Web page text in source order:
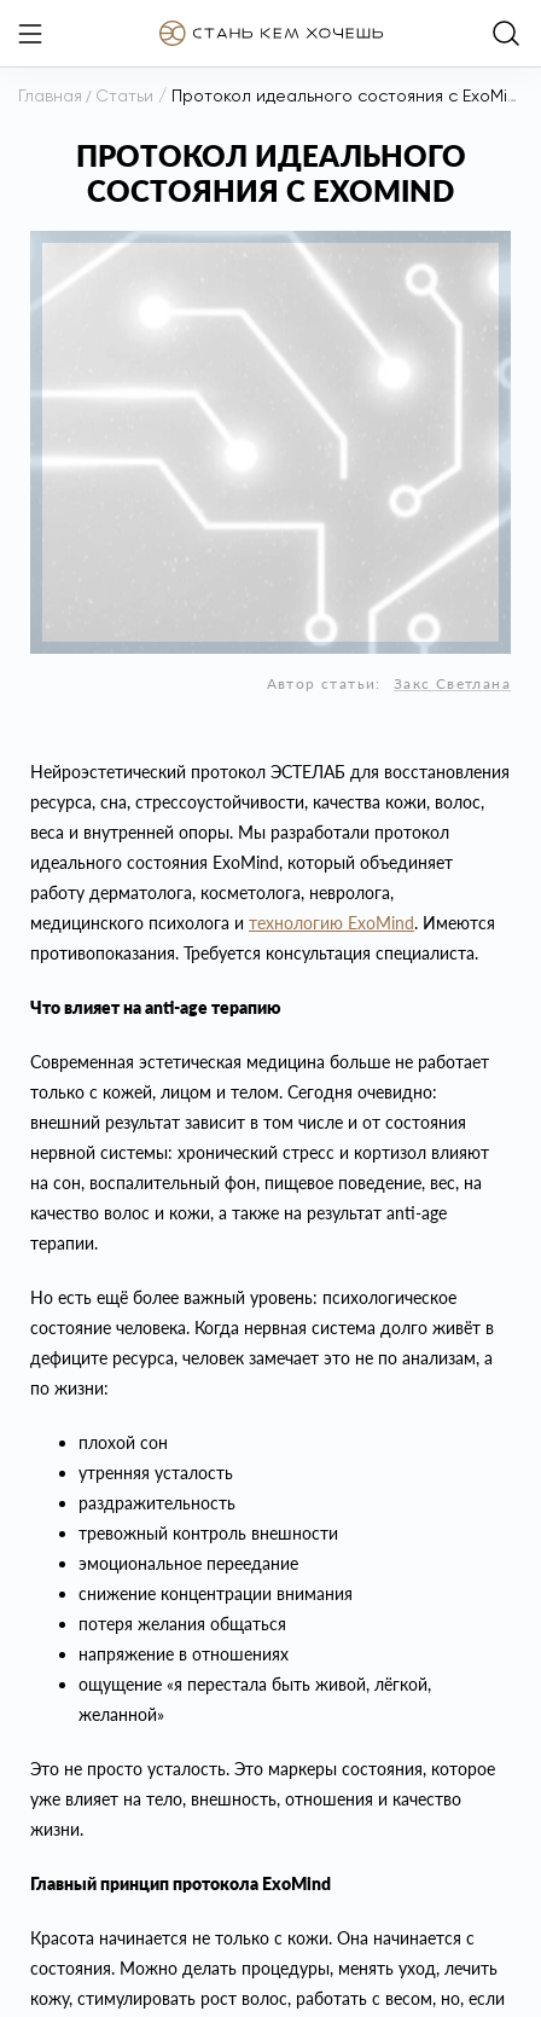
Главная / Статьи / Протокол идеального состояния с ExoMind
ПРОТОКОЛ ИДЕАЛЬНОГО
СОСТОЯНИЯ С EXOMIND
Автор статьи: Закс Светлана
Нейроэстетический протокол ЭСТЕЛАБ для восстановления
ресурса, сна, стрессоустойчивости, качества кожи, волос,
веса и внутренней опоры. Мы разработали протокол
идеального состояния ExoMind, который объединяет
работу дерматолога, косметолога, невролога,
медицинского психолога и технологию ExoMind. Имеются
противопоказания. Требуется консультация специалиста.
Что влияет на anti-age терапию
Современная эстетическая медицина больше не работает
только с кожей, лицом и телом. Сегодня очевидно:
внешний результат зависит в том числе и от состояния
нервной системы: хронический стресс и кортизол влияют
на сон, воспалительный фон, пищевое поведение, вес, на
качество волос и кожи, а также на результат anti-age
терапии.
Но есть ещё более важный уровень: психологическое
состояние человека. Когда нервная система долго живёт в
дефиците ресурса, человек замечает это не по анализам, а
по жизни:
плохой сон
утренняя усталость
раздражительность
тревожный контроль внешности
эмоциональное переедание
снижение концентрации внимания
потеря желания общаться
напряжение в отношениях
ощущение «я перестала быть живой, лёгкой,
желанной»
Это не просто усталость. Это маркеры состояния, которое
уже влияет на тело, внешность, отношения и качество
жизни.
Главный принцип протокола ExoMind
Красота начинается не только с кожи. Она начинается с
состояния. Можно делать процедуры, менять уход, лечить
кожу, стимулировать рост волос, работать с весом, но, если